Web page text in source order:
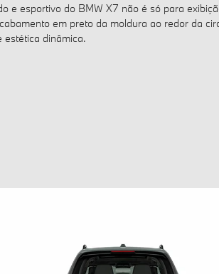
e esportivo do BMW X7 não é só para
em preto da moldura ao redor da
estética dinâmica.